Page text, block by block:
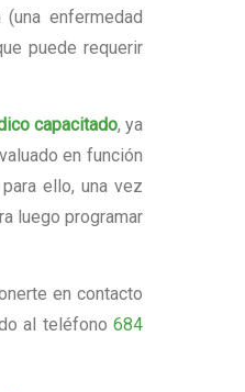
enfermedad
puede requerir
capacitado, ya
en función
ello, una vez
luego programar
en contacto
al teléfono684